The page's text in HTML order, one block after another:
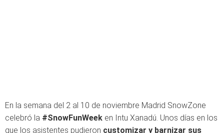
En la semana del 2 al 10 de noviembre Madrid SnowZone
celebró la #SnowFunWeek en Intu Xanadú. Unos días en los
que los asistentes pudieron customizar y barnizar sus